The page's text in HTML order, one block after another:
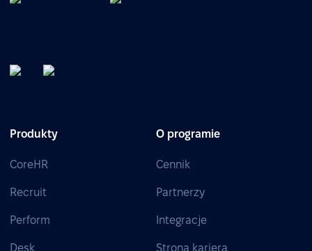
Produkty
CoreHR
Recruit
Perform
Desk
O programie
Cennik
Partnerzy
Integracje
Strona kariera